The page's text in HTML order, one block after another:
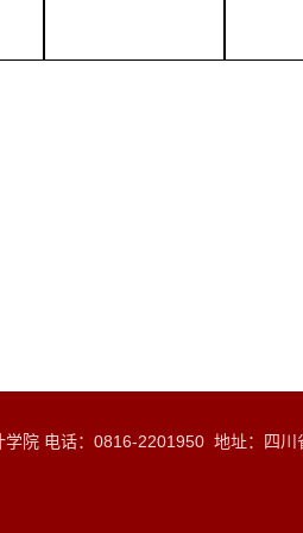
学院 电话：0816-2201950 地址：四川